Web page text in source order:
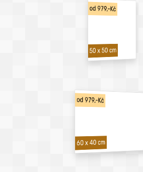
od 979,-Kč
50 x 50 cm
od 979,-Kč
60 x 40 cm